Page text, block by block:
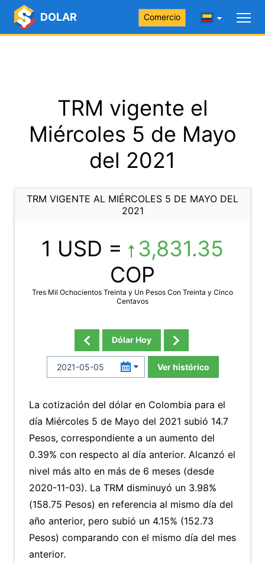
DOLAR Comercio
TRM vigente el
Miércoles 5 de Mayo
del 2021
TRM VIGENTE AL MIÉRCOLES 5 DE MAYO DEL
2021
1 USD =
3,831.35
COP
Tres Mil Ochocientos Treinta y Un Pesos Con Treinta y Cinco
Centavos
Dólar Hoy
Ver histórico
La cotización del dólar en Colombia para el
día Miércoles 5 de Mayo del 2021 subió 14.7
Pesos, correspondiente a un aumento del
0.39% con respecto al día anterior. Alcanzó el
nivel más alto en más de 6 meses (desde
2020-11-03). La TRM disminuyó un 3.98%
(158.75 Pesos) en referencia al mismo día del
año anterior, pero subió un 4.15% (152.73
Pesos) comparando con el mismo día del mes
anterior.